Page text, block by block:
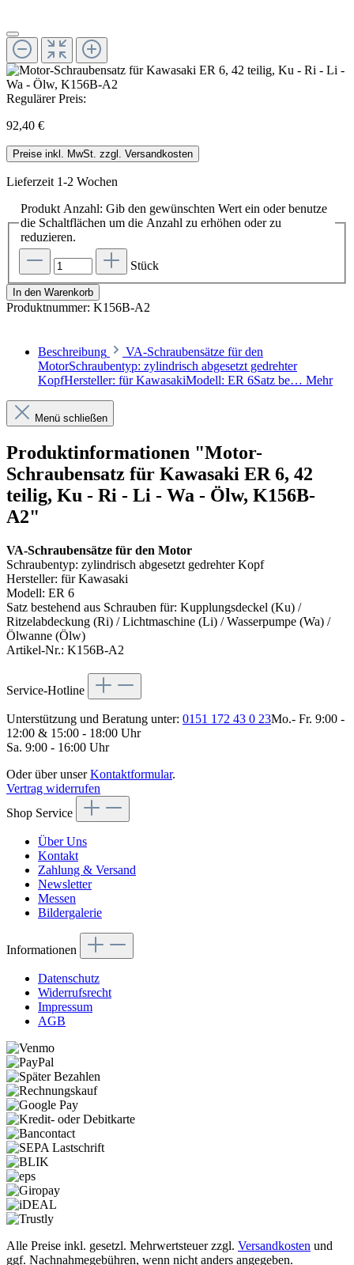
Regulärer Preis:
92,40 €
Preise inkl. MwSt. zzgl. Versandkosten
Lieferzeit 1-2 Wochen
Produkt Anzahl: Gib den gewünschten Wert ein oder benutze
die Schaltflächen um die Anzahl zu erhöhen oder zu
reduzieren.
Stück
In den Warenkorb
Produktnummer: K156B-A2
Beschreibung
VA-Schraubensätze für den
MotorSchraubentyp: zylindrisch abgesetzt gedrehter
KopfHersteller: für KawasakiModell: ER 6Satz be… Mehr
Menü schließen
Produktinformationen "Motor-
Schraubensatz für Kawasaki ER 6, 42
teilig, Ku - Ri - Li - Wa - Ölw, K156B-
A2"
VA-Schraubensätze für den Motor
Schraubentyp: zylindrisch abgesetzt gedrehter Kopf
Hersteller: für Kawasaki
Modell: ER 6
Satz bestehend aus Schrauben für: Kupplungsdeckel (Ku) /
Ritzelabdeckung (Ri) / Lichtmaschine (Li) / Wasserpumpe (Wa) /
Ölwanne (Ölw)
Artikel-Nr.: K156B-A2
Service-Hotline
Unterstützung und Beratung unter: 0151 172 43 0 23Mo.- Fr. 9:00 -
12:00 & 15:00 - 18:00 Uhr
Sa. 9:00 - 16:00 Uhr
Oder über unserKontaktformular.
Vertrag widerrufen
Shop Service
Über Uns
Kontakt
Zahlung & Versand
Newsletter
Messen
Bildergalerie
Informationen
Datenschutz
Widerrufsrecht
Impressum
AGB
Alle Preise inkl. gesetzl. Mehrwertsteuer zzgl. Versandkosten und
ggf. Nachnahmegebühren, wenn nicht anders angegeben.